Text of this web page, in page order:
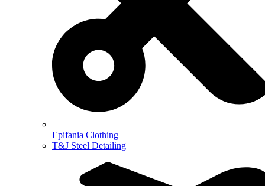
Epifania Clothing
T&J Steel Detailing